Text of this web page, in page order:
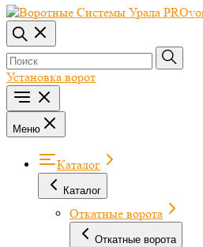
Установка ворот
Меню
Каталог
Каталог
Откатные ворота
Откатные ворота